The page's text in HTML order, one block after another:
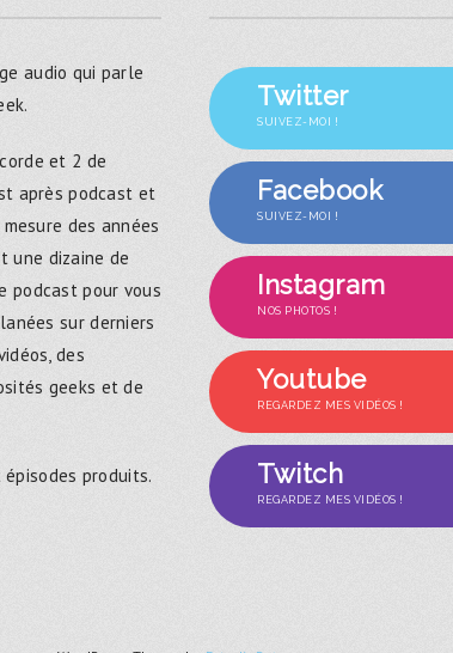
audio qui parle
et 2 de
après podcast et
des années
une dizaine de
podcast pour vous
sur derniers
des
geeks et de
produits.
Twitter
SUIVEZ-MOI !
Facebook
SUIVEZ-MOI !
Instagram
NOS PHOTOS !
Youtube
REGARDEZ MES VIDÉOS !
Twitch
REGARDEZ MES VIDÉOS !